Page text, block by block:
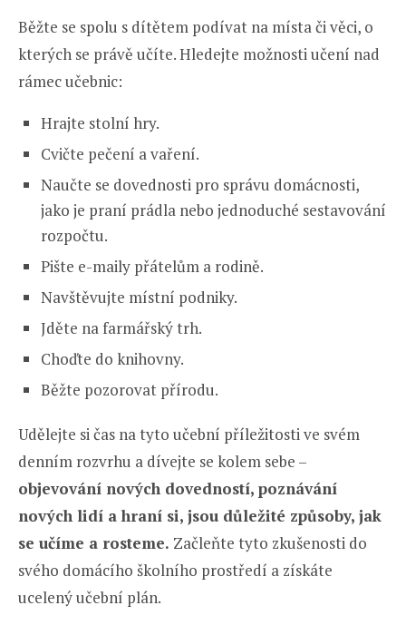
Běžte se spolu s dítětem podívat na místa či věci, o
kterých se právě učíte. Hledejte možnosti učení nad
rámec učebnic:
Hrajte stolní hry.
Cvičte pečení a vaření.
Naučte se dovednosti pro správu domácnosti,
jako je praní prádla nebo jednoduché sestavování
rozpočtu.
Pište e-maily přátelům a rodině.
Navštěvujte místní podniky.
Jděte na farmářský trh.
Choďte do knihovny.
Běžte pozorovat přírodu.
Udělejte si čas na tyto učební příležitosti ve svém
denním rozvrhu a dívejte se kolem sebe –
objevování nových dovedností, poznávání
nových lidí a hraní si, jsou důležité způsoby, jak
se učíme a rosteme. Začleňte tyto zkušenosti do
svého domácího školního prostředí a získáte
ucelený učební plán.